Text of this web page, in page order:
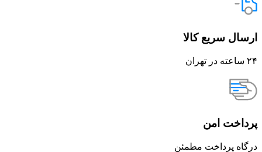
ارسال سریع کالا
۲۴ ساعته در تهران
پرداخت امن
درگاه پرداخت مطمئن